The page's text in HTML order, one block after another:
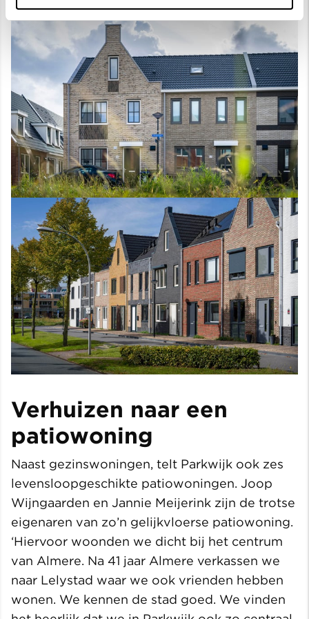
Verhuizen naar een
patiowoning
Naast gezinswoningen, telt Parkwijk ook zes
levensloopgeschikte patiowoningen. Joop
Wijngaarden en Jannie Meijerink zijn de trotse
eigenaren van zo’n gelijkvloerse patiowoning.
‘Hiervoor woonden we dicht bij het centrum
van Almere. Na 41 jaar Almere verkassen we
naar Lelystad waar we ook vrienden hebben
wonen. We kennen de stad goed. We vinden